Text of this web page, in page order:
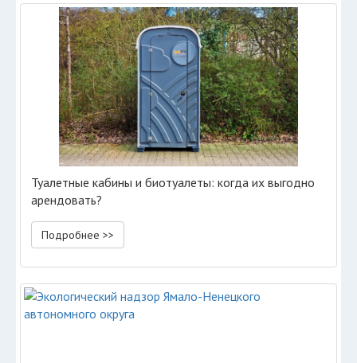
Туалетные кабины и биотуалеты: когда их выгодно
арендовать?
Подробнее >>